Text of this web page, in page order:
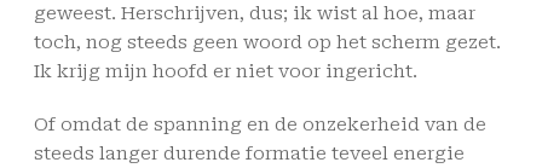
geweest. Herschrijven, dus; ik wist al hoe, maar
toch, nog steeds geen woord op het scherm gezet.
Ik krijg mijn hoofd er niet voor ingericht.
Of omdat de spanning en de onzekerheid van de
steeds langer durende formatie teveel energie